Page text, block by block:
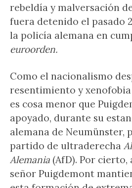
rebeldía y malversación
fuera detenido el pasado
la policía alemana en
euroorden.
Como el nacionalismo
resentimiento y
es cosa menor que
apoyado, durante su
alemana de Neumünster,
partido de ultraderecha
Alemania (AfD). Por cierto,
señor Puigdemont